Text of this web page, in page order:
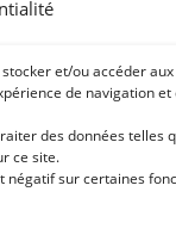
et/ou accéder
de navigation et
des données telles
ce site.
négatif sur certaines